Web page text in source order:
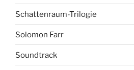
Schattenraum-Trilogie
Solomon Farr
Soundtrack